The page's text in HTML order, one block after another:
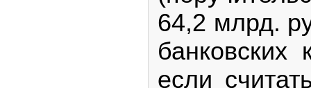
64,2 млрд.
если